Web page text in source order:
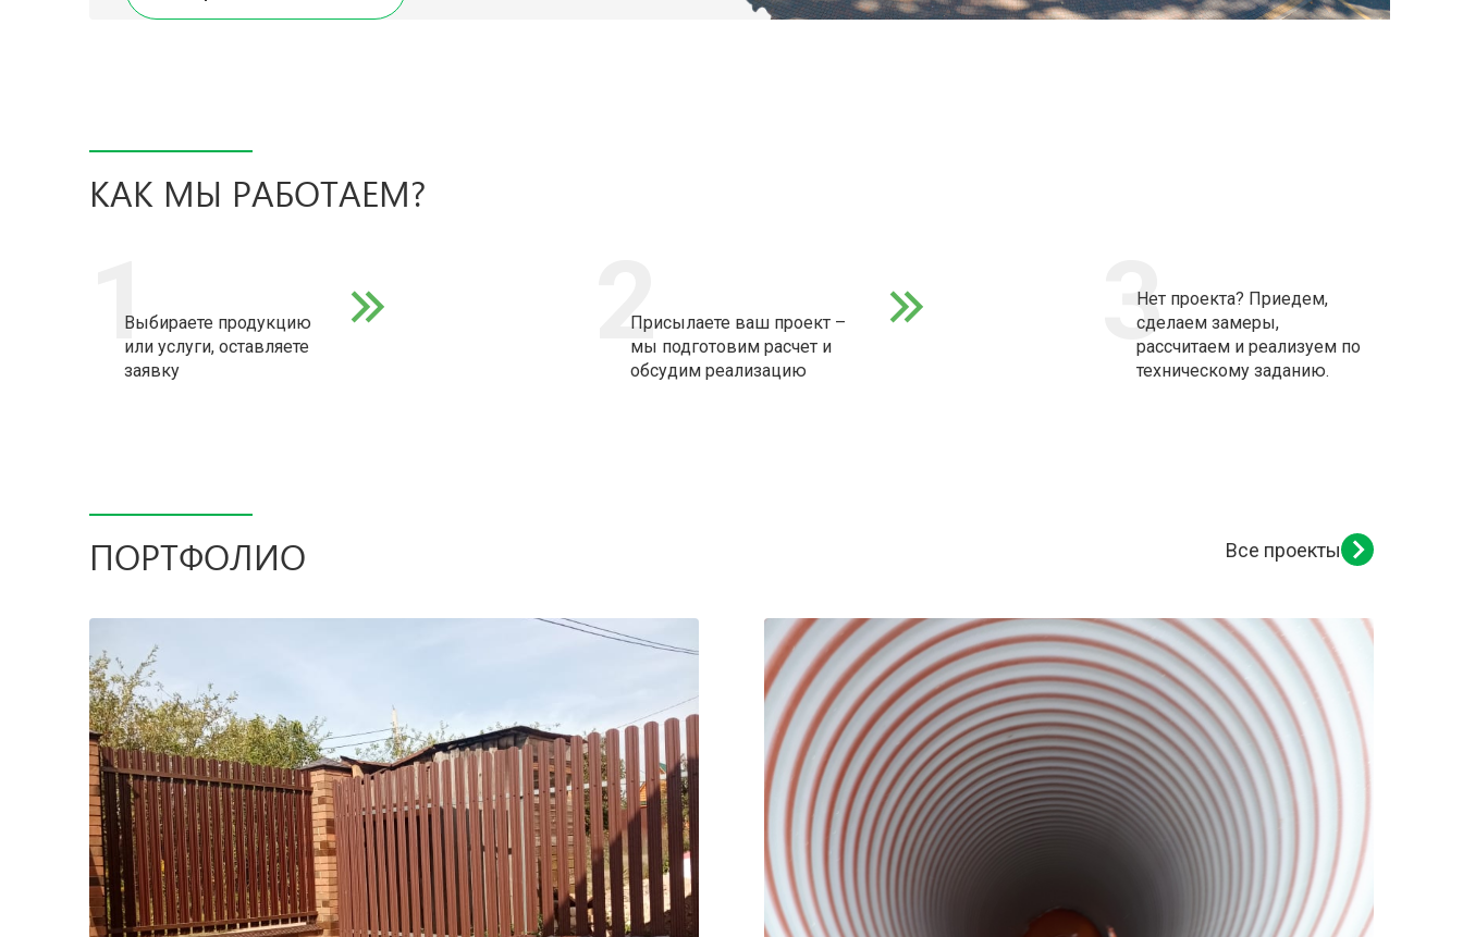
КАК МЫ РАБОТАЕМ?
1
Выбираете продукцию
или услуги, оставляете
заявку
2
Присылаете ваш проект –
мы подготовим расчет и
обсудим реализацию
3
Нет проекта? Приедем,
сделаем замеры,
рассчитаем и реализуем по
техническому заданию.
ПОРТФОЛИО Все проекты